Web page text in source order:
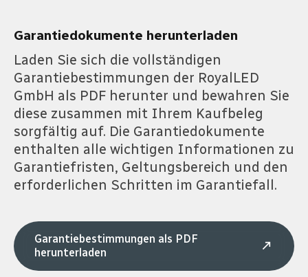
Garantiedokumente herunterladen
Laden Sie sich die vollständigen
Garantiebestimmungen der RoyalLED
GmbH als PDF herunter und bewahren Sie
diese zusammen mit Ihrem Kaufbeleg
sorgfältig auf. Die Garantiedokumente
enthalten alle wichtigen Informationen zu
Garantiefristen, Geltungsbereich und den
erforderlichen Schritten im Garantiefall.
Garantiebestimmungen als PDF
herunterladen
call_made